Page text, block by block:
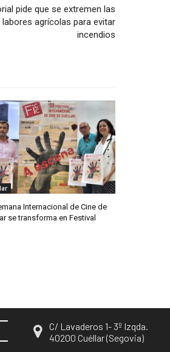
pide que se extremen las
agrícolas para evitar
incendios
Internacional de Cine de
se transforma en Festival
C/ Lavaderos 1- 3º Izqda.
40200 Cuéllar (Segovia)